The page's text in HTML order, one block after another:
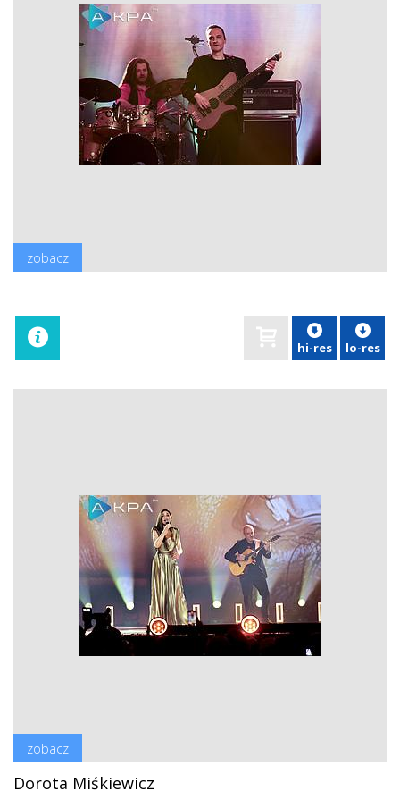
zobacz
hi-res lo-res
zobacz
Dorota Miśkiewicz